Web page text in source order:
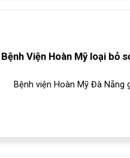
Bệnh Viện Hoàn Mỹ loại bỏ
Bệnh viện Hoàn Mỹ Đà Nẵng